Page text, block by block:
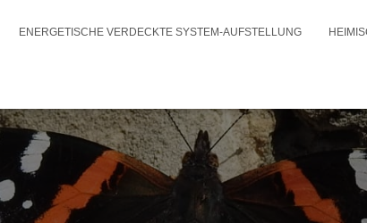
ENERGETISCHE VERDECKTE SYSTEM-AUFSTELLUNG